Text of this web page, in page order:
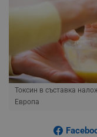
Токсин в съставка
Европа